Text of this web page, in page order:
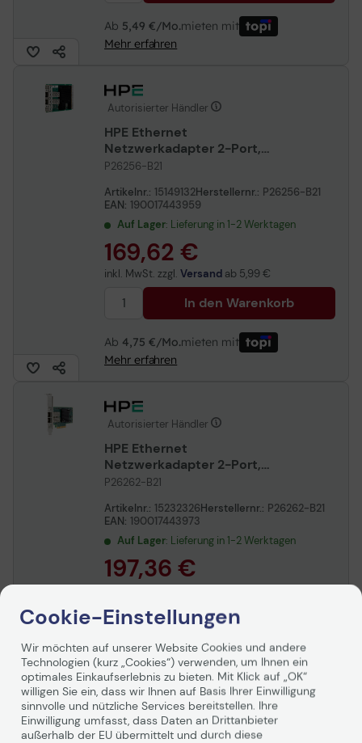
Ab 5,49 €/Mo.mieten mit
Mehr erfahren
Autorisierter Händler
HPE Ethernet
Netzwerkadapter 2-Port,
10Gbit/s, SFP+, BCM57412,
P26256-B21
Artikelnr.: 15149132Herstellernr.: P26256-B21
EAN: 190017443959
Auf Lager: Lieferung in 1-2 Werktagen
169,62 €
inkl. MwSt. zzgl. Versand ab 5,99 €
In den Warenkorb
Ab 4,75 €/Mo.mieten mit
Mehr erfahren
Autorisierter Händler
HPE Ethernet
Netzwerkadapter 2-Port,
10/25Gbit/s, SFP28,
P26262-B21
Artikelnr.: 15232326Herstellernr.: P26262-B21
EAN: 190017443973
Auf Lager: Lieferung in 1-2 Werktagen
197,36 €
In den Warenkorb
Ab 5,99 €/Mo.mieten mit
Mehr erfahren
Autorisierter Händler
Cookie-Einstellungen
Wir möchten auf unserer Website Cookies und andere
Technologien (kurz „Cookies“) verwenden, um Ihnen ein
optimales Einkaufserlebnis zu bieten. Mit Klick auf „OK“
willigen Sie ein, dass wir Ihnen auf Basis Ihrer Einwilligung
sinnvolle und nützliche Services bereitstellen. Ihre
Einwilligung umfasst, dass Daten an Drittanbieter
außerhalb der EU übermittelt und durch diese